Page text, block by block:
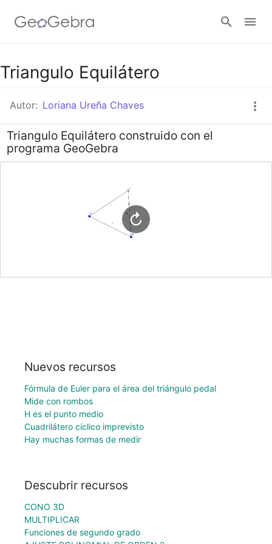
Google Classroom
GeoGebra Classroom
Abrir sesión
Triangulo Equilátero
Autor: Loriana Ureña Chaves
Triangulo Equilátero construido con el
programa GeoGebra
Nuevos recursos
Fórmula de Euler para el área del triángulo pedal
Mide con rombos
H es el punto medio
Cuadrilátero cíclico imprevisto
Hay muchas formas de medir
Descubrir recursos
CONO 3D
MULTIPLICAR
Funciones de segundo grado